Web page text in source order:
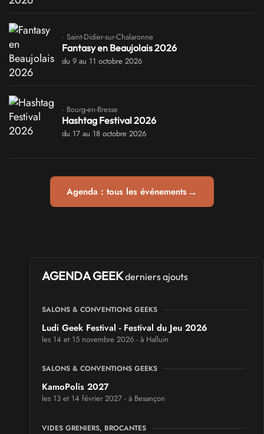
· Saint-Didier-sur-Chalaronne
Fantasy en Beaujolais 2026
du 9 au 11 octobre 2026
· Bourg-en-Bresse
Hashtag Festival 2026
du 17 au 18 octobre 2026
Agenda : tous les événements→
AGENDA GEEKderniers ajouts
SALONS & CONVENTIONS GEEKS
Ludi Geek Festival - Festival du Jeu 2026
les 14 et 15 novembre 2026 - à Halluin
SALONS & CONVENTIONS GEEKS
KamoPolis 2027
les 13 et 14 février 2027 - à Besançon
VIDES GRENIERS, BROCANTES